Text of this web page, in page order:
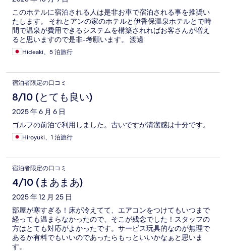
このホテルに宿泊される人は是非お車で宿泊される事を推奨い
たします。 それとアンの家のホテルと伊香保温泉ホテルとで時
間で温泉が費用できるシステムを構築されればお客さんが増え
ると思いますので是非-考願います。 渡邊
Hideaki、5 泊旅行
宿泊者限定の口コミ
8/10 (とても良い)
2025 年 6 月 6 日
ゴルフの前泊で利用しました。古いですが清潔感は十分です。
Hiroyuki、1 泊旅行
宿泊者限定の口コミ
4/10 (まあまあ)
2025 年 12 月 25 日
部屋が寒すぎる！床が冷えてて、エアコンをつけてもいつまで
経っても温まらなかったので、そこが残念でした！スタッフの
方はとても対応がよかったです。サービス玩具的なのが無理で
あるか有料でもいいのであったらもっといいかなぁと思いま
す。